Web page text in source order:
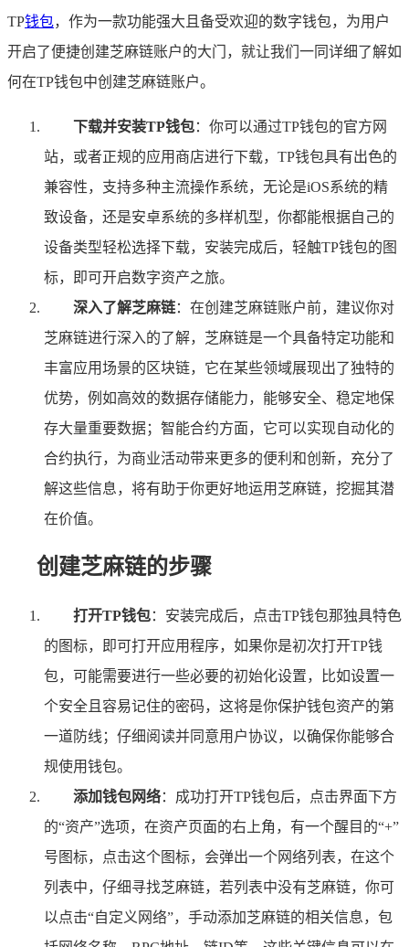
TP钱包，作为一款功能强大且备受欢迎的数字钱包，为用户
开启了便捷创建芝麻链账户的大门，就让我们一同详细了解如
何在TP钱包中创建芝麻链账户。
下载并安装TP钱包：你可以通过TP钱包的官方网
站，或者正规的应用商店进行下载，TP钱包具有出色的
兼容性，支持多种主流操作系统，无论是iOS系统的精
致设备，还是安卓系统的多样机型，你都能根据自己的
设备类型轻松选择下载，安装完成后，轻触TP钱包的图
标，即可开启数字资产之旅。
深入了解芝麻链：在创建芝麻链账户前，建议你对
芝麻链进行深入的了解，芝麻链是一个具备特定功能和
丰富应用场景的区块链，它在某些领域展现出了独特的
优势，例如高效的数据存储能力，能够安全、稳定地保
存大量重要数据；智能合约方面，它可以实现自动化的
合约执行，为商业活动带来更多的便利和创新，充分了
解这些信息，将有助于你更好地运用芝麻链，挖掘其潜
在价值。
创建芝麻链的步骤
打开TP钱包：安装完成后，点击TP钱包那独具特色
的图标，即可打开应用程序，如果你是初次打开TP钱
包，可能需要进行一些必要的初始化设置，比如设置一
个安全且容易记住的密码，这将是你保护钱包资产的第
一道防线；仔细阅读并同意用户协议，以确保你能够合
规使用钱包。
添加钱包网络：成功打开TP钱包后，点击界面下方
的“资产”选项，在资产页面的右上角，有一个醒目的“+”
号图标，点击这个图标，会弹出一个网络列表，在这个
列表中，仔细寻找芝麻链，若列表中没有芝麻链，你可
以点击“自定义网络”，手动添加芝麻链的相关信息，包